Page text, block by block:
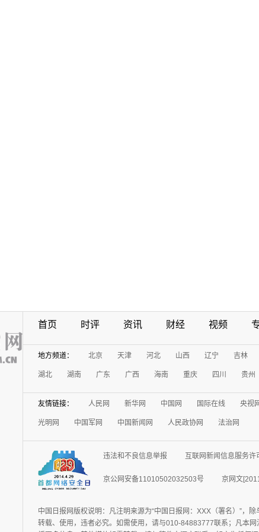
首页 时评 资讯 财经 视频
地方频道： 北京 天津 河北 山西 辽宁 吉林
湖北 湖南 广东 广西 海南 重庆 四川 贵州
友情链接： 人民网 新华网 中国网 国际在线 央视
光明网 中国军网 中国新闻网 人民政协网 法治网
违法和不良信息举报 互联网新闻信息服务
京公网安备11010502032503号 京网文
中国日报网版权说明：凡注明来源为“中国日报网：XXX（署名）”，
转载、使用，违者必究。如需使用，请与010-84883777联系；凡本